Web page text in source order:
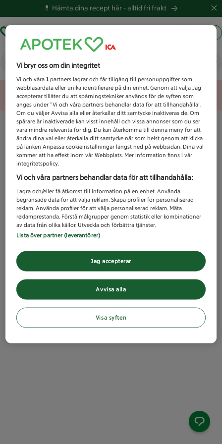
💊 Hämta dina recept här -alltid fri frakt
Vad letar du efter idag?
Unknown error
Vi bryr oss om din integritet
Vi och våra1 partners lagrar och får tillgång till personuppgifter som
webbläsardata eller unika identifierare på din enhet. Genom att välja Jag
accepterar tillåter du att spårningstekniker används för de syften som
anges under ”Vi och våra partners behandlar data för att tillhandahålla”.
Om du väljer Avvisa alla eller återkallar ditt samtycke inaktiveras de. Om
spårare är inaktiverade kan visst innehåll och vissa annonser som du ser
vara mindre relevanta för dig. Du kan återkomma till denna meny för att
ändra dina val eller återkalla ditt samtycke när som helst genom att klicka
på länken Anpassa cookieinställningar längst ned på webbsidan. Dina val
kommer att ha effekt inom vår Webbplats. Mer information finns i vår
integritetspolicy.
Vi och våra partners behandlar data för att tillhandahålla:
Lagra och/eller få åtkomst till information på en enhet. Använda
begränsade data för att välja reklam. Skapa profiler för personaliserad
reklam. Använda profiler för att välja personaliserad reklam. Mäta
reklamprestanda. Förstå målgrupper genom statistik eller kombinationer
av data från olika källor. Utveckla och förbättra tjänster.
Lista över partner (leverantörer)
Avvisa alla
Jag accepterar
Visa syften